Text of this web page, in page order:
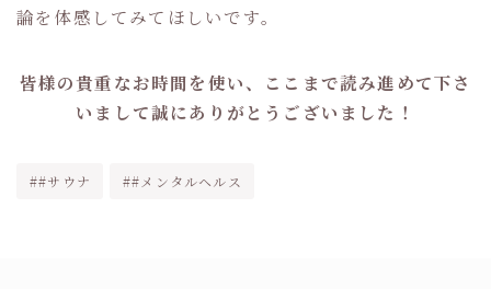
論を体感してみてほしいです。
皆様の貴重なお時間を使い、ここまで読み進めて下さ
いまして誠にありがとうございました！
##サウナ ##メンタルヘルス